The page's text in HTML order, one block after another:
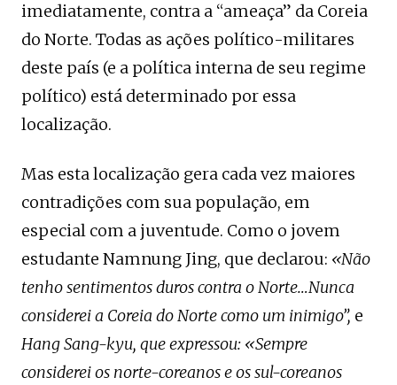
imediatamente, contra a “ameaça” da Coreia
do Norte. Todas as ações político-militares
deste país (e a política interna de seu regime
político) está determinado por essa
localização.
Mas esta localização gera cada vez maiores
contradições com sua população, em
especial com a juventude. Como o jovem
estudante Namnung Jing, que declarou: «Não
tenho sentimentos duros contra o Norte…Nunca
considerei a Coreia do Norte como um inimigo”, e
Hang Sang-kyu, que expressou: «Sempre
considerei os norte-coreanos e os sul-coreanos